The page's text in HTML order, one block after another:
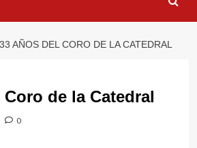
33 AÑOS DEL CORO DE LA CATEDRAL
de la Catedral
0